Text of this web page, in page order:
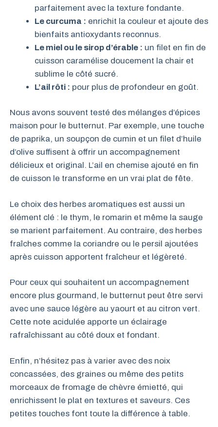
parfaitement avec la texture fondante.
Le curcuma : enrichit la couleur et ajoute des
bienfaits antioxydants reconnus.
Le miel ou le sirop d’érable : un filet en fin de
cuisson caramélise doucement la chair et
sublime le côté sucré.
L’ail rôti : pour plus de profondeur en goût.
Nous avons souvent testé des mélanges d’épices
maison pour le butternut. Par exemple, une touche
de paprika, un soupçon de cumin et un filet d’huile
d’olive suffisent à offrir un accompagnement
délicieux et original. L’ail en chemise ajouté en fin
de cuisson le transforme en un vrai plat de fête.
Le choix des herbes aromatiques est aussi un
élément clé : le thym, le romarin et même la sauge
se marient parfaitement. Au contraire, des herbes
fraîches comme la coriandre ou le persil ajoutées
après cuisson apportent fraîcheur et légèreté.
Pour ceux qui souhaitent un accompagnement
encore plus gourmand, le butternut peut être servi
avec une sauce légère au yaourt et au citron vert.
Cette note acidulée apporte un éclairage
rafraîchissant au côté doux et fondant.
Enfin, n’hésitez pas à varier avec des noix
concassées, des graines ou même des petits
morceaux de fromage de chèvre émietté, qui
enrichissent le plat en textures et saveurs. Ces
petites touches font toute la différence à table.